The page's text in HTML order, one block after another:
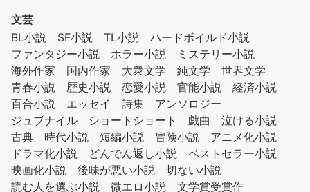
文芸
BL小説
SF小説 TL小説
ハードボイルド小説
ファンタジー小説
ホラー小説
ミステリー小説
海外作家
国内作家 大衆文学 純文学
世界文学
青春小説
歴史小説 恋愛小説 官能小説
経済小説
百合小説
エッセイ 詩集
アンソロジー
ジュブナイル
ショートショート 戯曲
泣ける小説
古典
時代小説 短編小説 冒険小説
アニメ化小説
ドラマ化小説
どんでん返し小説
ベストセラー小説
映画化小説
後味が悪い小説
切ない小説
読む人を選ぶ小説
微エロ小説
文学賞受賞作